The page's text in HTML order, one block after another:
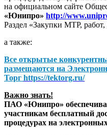
на официальном сайте
«Юнипро» http://
Раздел «Закупки МТР, работ,
а также:
Все открытые
размещаются на
Торг https://tektorg.ru/
Важно знать!
ПАО «Юнипро»
участникам бесплатный
процедурах на